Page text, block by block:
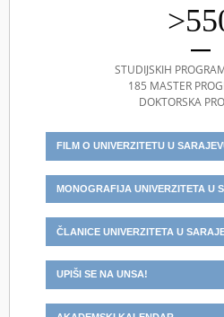
STUDIJSKIH
185 MASTER
DOKTORSKA
FILM O UNIVERZITETU U
MONOGRAFIJA UNIVERZITETA U
ČLANICE UNIVERZITETA U
UPIŠI SE NA UNSA!